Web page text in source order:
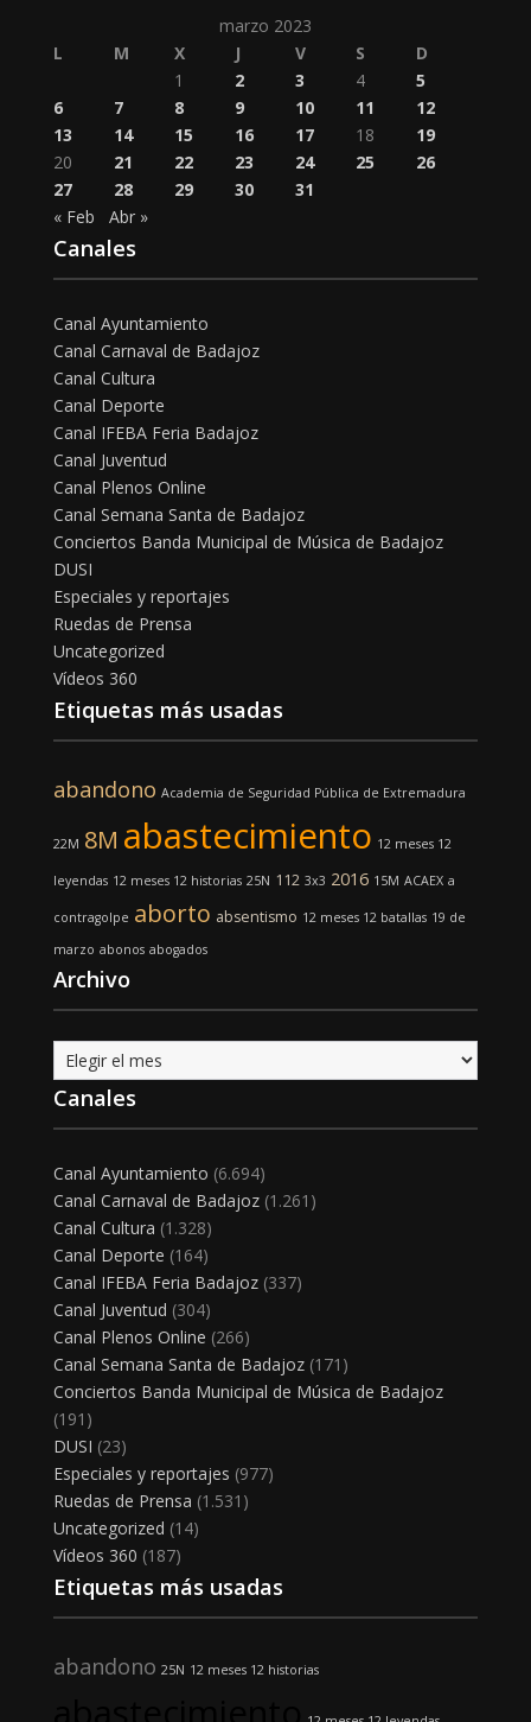
marzo 2023
L
M X J V S
D
1
2 3 4
5
6
7 8 9 10 11
12
13
14 15 16 17 18
19
20
21 22 23 24 25
26
27
28 29 30
31
« Feb
Abr »
Canales
Canal Ayuntamiento
Canal Carnaval de Badajoz
Canal Cultura
Canal Deporte
Canal IFEBA Feria Badajoz
Canal Juventud
Canal Plenos Online
Canal Semana Santa de Badajoz
Conciertos Banda Municipal de Música de Badajoz
DUSI
Especiales y reportajes
Ruedas de Prensa
Uncategorized
Vídeos 360
Etiquetas más usadas
abandono Academia de Seguridad Pública de Extremadura
22M 8M abastecimiento 12 meses 12
leyendas 12 meses 12 historias 25N 112 3x3 2016 15M ACAEX a
contragolpe aborto absentismo 12 meses 12 batallas 19 de
marzo abonos abogados
Archivo
Archivo
Canales
Canal Ayuntamiento (6.694)
Canal Carnaval de Badajoz(1.261)
Canal Cultura (1.328)
Canal Deporte (164)
Canal IFEBA Feria Badajoz(337)
Canal Juventud (304)
Canal Plenos Online (266)
Canal Semana Santa de Badajoz(171)
Conciertos Banda Municipal de Música de Badajoz
(191)
DUSI (23)
Especiales y reportajes (977)
Ruedas de Prensa (1.531)
Uncategorized (14)
Vídeos 360 (187)
Etiquetas más usadas
abandono 25N 12 meses 12 historias